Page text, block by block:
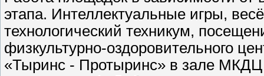
этапа. Интеллектуальные игры,
технологический техникум,
физкультурно-оздоровительного
«Тыринс - Протыринс» в зале МКДЦ